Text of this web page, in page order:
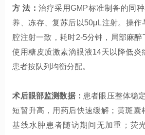
方 法：治疗采用GMP标准制备的同
养、冻存、复苏后以50μL注射。操作
腔注射一致，耗时2-5分钟，局部麻
使用糖皮质激素滴眼液14天以降低炎
患者按队列均衡分配。
术后眼部监测数据： 患者眼压整体稳
短暂升高，用药后快速缓解；黄斑囊
基线水肿患者随访期间无加重；荧